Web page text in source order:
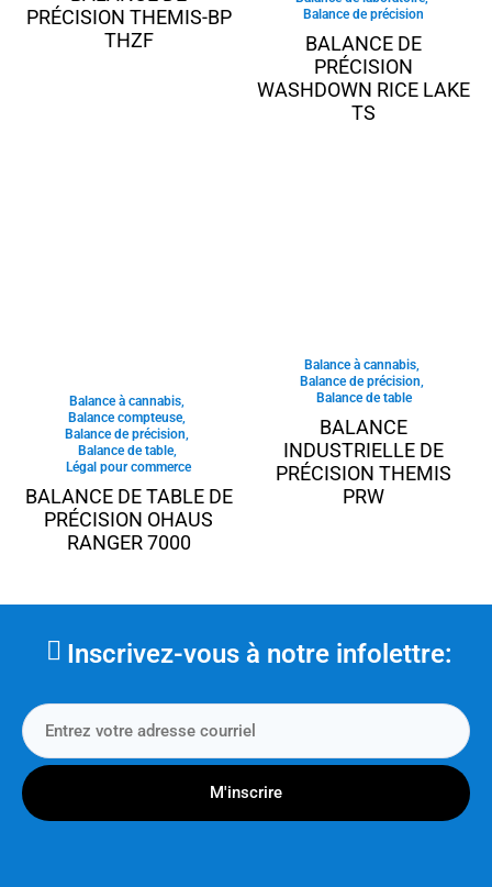
PRÉCISION THEMIS-BP
THZF
Balance de précision
BALANCE DE
PRÉCISION
WASHDOWN RICE LAKE
TS
Balance à cannabis,
Balance compteuse,
Balance de précision,
Balance de table,
Légal pour commerce
BALANCE DE TABLE DE
PRÉCISION OHAUS
RANGER 7000
Balance à cannabis,
Balance de précision,
Balance de table
BALANCE
INDUSTRIELLE DE
PRÉCISION THEMIS
PRW
Inscrivez-vous à notre infolettre:
M'inscrire